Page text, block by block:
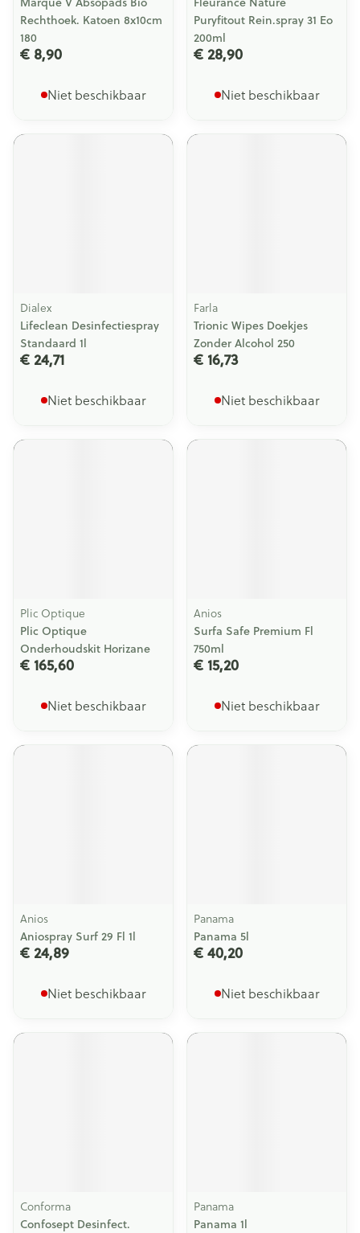
Rechthoek. Katoen 8x10cm
180
€ 8,90
Niet beschikbaar
Puryfitout Rein.spray 31 Eo
200ml
€ 28,90
Niet beschikbaar
Dialex
Lifeclean Desinfectiespray
Standaard 1l
€ 24,71
Niet beschikbaar
Farla
Trionic Wipes Doekjes
Zonder Alcohol 250
€ 16,73
Niet beschikbaar
Plic Optique
Plic Optique
Onderhoudskit Horizane
€ 165,60
Niet beschikbaar
Anios
Surfa Safe Premium Fl
750ml
€ 15,20
Niet beschikbaar
Anios
Aniospray Surf 29 Fl 1l
€ 24,89
Niet beschikbaar
Panama
Panama 5l
€ 40,20
Niet beschikbaar
Conforma
Confosept Desinfect.
Panama
Panama 1l